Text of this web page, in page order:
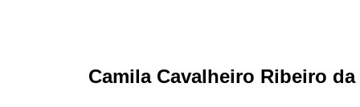
Camila Cavalheiro Ribeiro